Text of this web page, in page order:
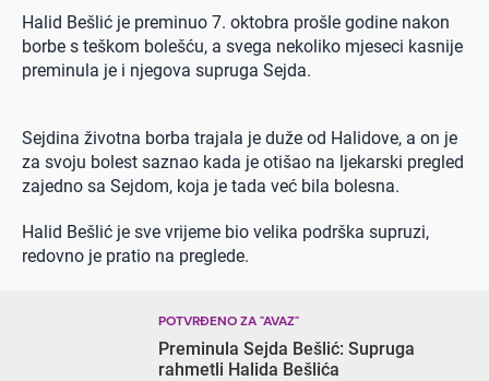
Halid Bešlić je preminuo 7. oktobra prošle godine nakon
borbe s teškom bolešću, a svega nekoliko mjeseci kasnije
preminula je i njegova supruga Sejda.
Sejdina životna borba trajala je duže od Halidove, a on je
za svoju bolest saznao kada je otišao na ljekarski pregled
zajedno sa Sejdom, koja je tada već bila bolesna.
Halid Bešlić je sve vrijeme bio velika podrška supruzi,
redovno je pratio na preglede.
POTVRĐENO ZA "AVAZ"
Preminula Sejda Bešlić: Supruga
rahmetli Halida Bešlića